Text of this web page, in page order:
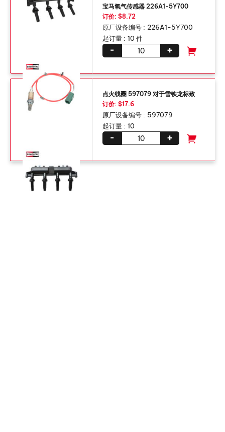
宝马氧气传感器 226A1-5Y700
订价: $8.72
原厂设备编号 : 226A1-5Y700
起订量 : 10 件
+
-
点火线圈 597079 对于雪铁龙标致
订价: $17.6
原厂设备编号 : 597079
起订量 : 10
+
-